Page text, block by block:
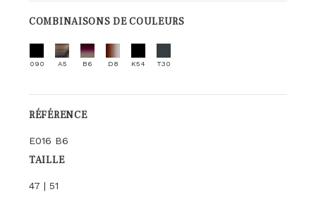
COMBINAISONS DE COULEURS
090 A5 B6 D8 K54 T30
RÉFÉRENCE
E016 B6
TAILLE
47 | 51